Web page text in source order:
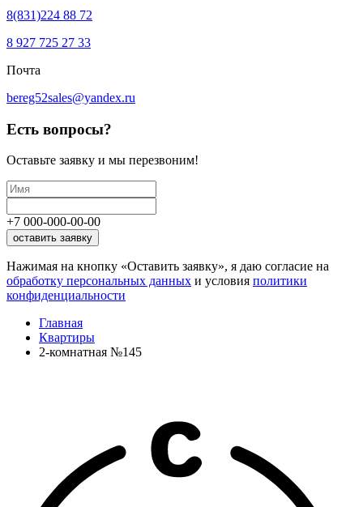
8(831)224 88 72
8 927 725 27 33
Почта
bereg52sales@yandex.ru
Есть вопросы?
Оставьте заявку и мы перезвоним!
+7 000-000-00-00
оставить заявку
Нажимая на кнопку «Оставить заявку», я даю согласие на
обработку персональных данных и условия политики
конфиденциальности
Главная
Квартиры
2-комнатная №145